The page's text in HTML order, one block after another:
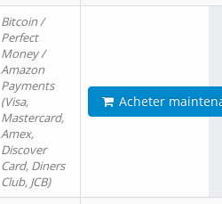
Bitcoin /
Perfect
Money /
Amazon
Payments
(Visa,
Mastercard,
Amex,
Discover
Card, Diners
Club, JCB)
Acheter